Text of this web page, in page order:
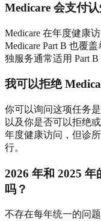
Medicare 会支付
Medicare 在年度健康
Medicare Part B 也覆
独服务通常适用 Part
我可以拒绝
你可以询问这项任务
以及你是否可以拒绝
年度健康访问，但诊
行。
2026 年和 2025
吗？
不存在每年统一的问